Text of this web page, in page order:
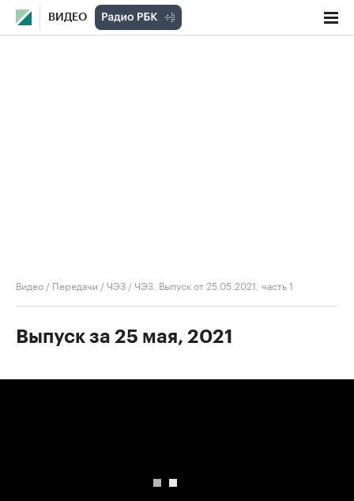
ВИДЕО
Видео / Передачи /ЧЭЗ /ЧЭЗ. Выпуск от 25.05.2021, часть 1
Выпуск за 25 мая, 2021